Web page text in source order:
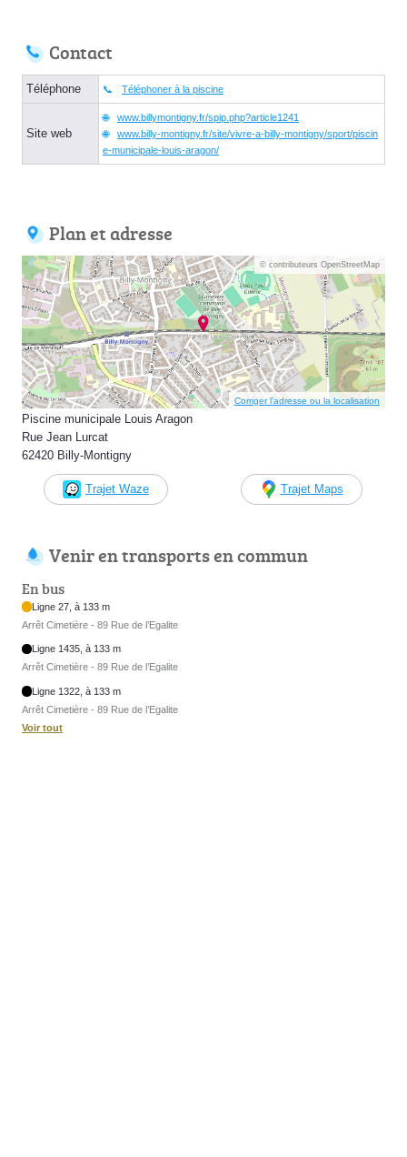
Contact
Téléphone Téléphoner à la piscine
Site web
www.billymontigny.fr/spip.php?article1241
www.billy-montigny.fr/site/vivre-a-billy-montigny/sport/piscin
e-municipale-louis-aragon/
Plan et adresse
© contributeurs OpenStreetMap
Corriger l’adresse ou la localisation
Piscine municipale Louis Aragon
Rue Jean Lurcat
62420 Billy-Montigny
Trajet Waze Trajet Maps
Venir en transports en commun
En bus
Ligne 27, à 133 m
Arrêt Cimetière - 89 Rue de l’Egalite
Ligne 1435, à 133 m
Arrêt Cimetière - 89 Rue de l’Egalite
Ligne 1322, à 133 m
Arrêt Cimetière - 89 Rue de l’Egalite
Voir tout